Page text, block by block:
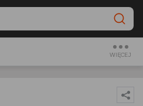
WIĘCEJ